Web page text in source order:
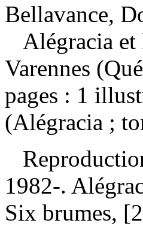
Bellavance,
Alégracia
Varennes
pages : 1
(Alégracia ;
1982-.
Six brumes,